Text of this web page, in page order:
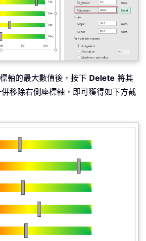
軸的最大數值後，按下 Delete 將其
移除右側座標軸，即可獲得如下方截